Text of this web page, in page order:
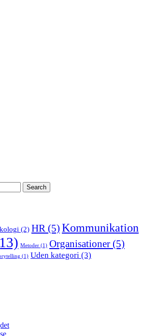
(2) HR (5) Kommunikation
Metoder (1) Organisationer (5)
(1) Uden kategori (3)